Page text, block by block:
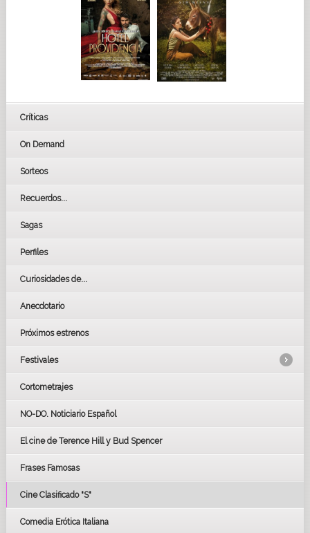
Críticas
On Demand
Sorteos
Recuerdos...
Sagas
Perfiles
Curiosidades de...
Anecdotario
Próximos estrenos
Festivales
LOS OSCARS
BAFTA
FESTIVAL DE HUELVA 2019
FESTIVAL DE CINE DE SEVILLA 2019
Cortometrajes
NO-DO. Noticiario Español
El cine de Terence Hill y Bud Spencer
Frases Famosas
Cine Clasificado "S"
Comedia Erótica Italiana